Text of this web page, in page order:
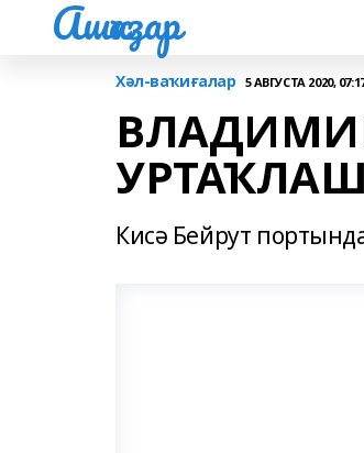
Ашҡаҙар
Хәл-ваҡиғалар 5 АВГУСТА 2020,
Кисә Бейрут